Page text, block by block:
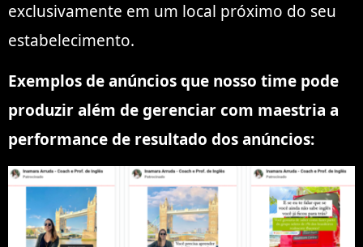
exclusivamente em um local próximo do seu
estabelecimento.
Exemplos de anúncios que nosso time pode
produzir além de gerenciar com maestria a
performance de resultado dos anúncios: